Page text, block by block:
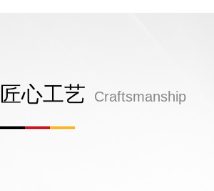
匠心工艺 Craftsmanship